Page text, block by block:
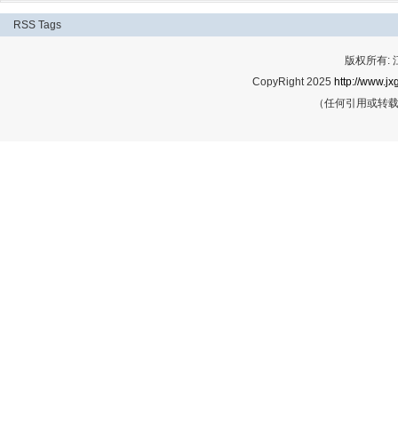
RSS Tags
版权所有:
CopyRight 2025 http://
（任何引用或转